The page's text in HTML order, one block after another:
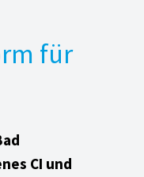
für
CI und